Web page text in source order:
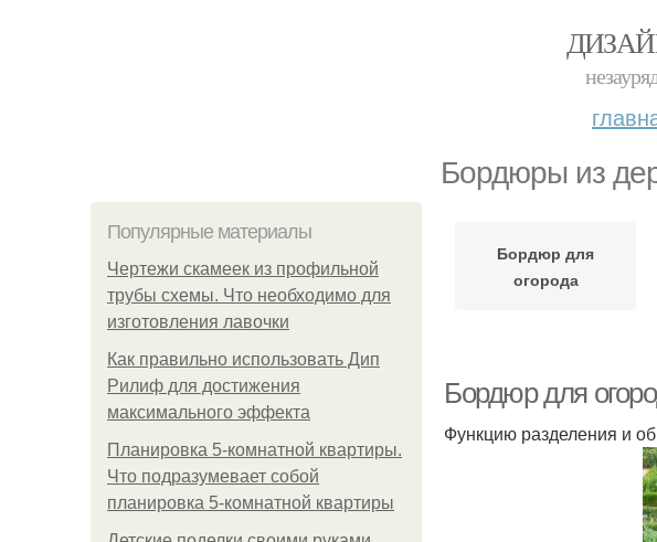
Бордюры из
Популярные материалы
Чертежи скамеек из профильной
трубы схемы. Что необходимо для
изготовления лавочки
Как правильно использовать Дип
Рилиф для достижения
максимального эффекта
Планировка 5-комнатной квартиры.
Что подразумевает собой
планировка 5-комнатной квартиры
Бордюр для
огорода
Бордюр для
Функцию разделения и